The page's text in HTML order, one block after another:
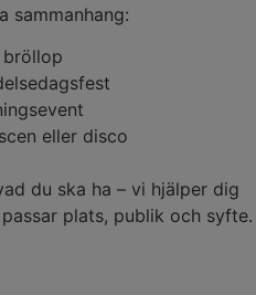
sammanhang:
eller disco
du ska ha – vi hjälper dig
plats, publik och syfte.